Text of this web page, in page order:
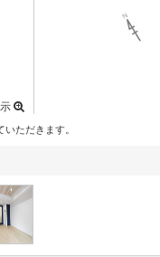
ただきます。